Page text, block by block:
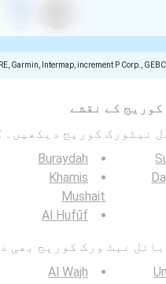
Garmin, Intermap, increment P Corp.,
کوریج کے نقشے
Buraydah
Khamis
Mushait
Al Hufūf
Al Wajh